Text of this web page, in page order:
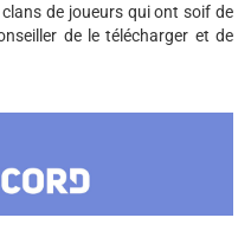
de joueurs qui ont soif de
de le télécharger et de